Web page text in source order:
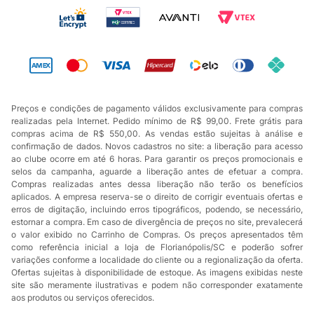
Preços e condições de pagamento válidos exclusivamente para compras
realizadas pela Internet. Pedido mínimo de R$ 99,00. Frete grátis para
compras acima de R$ 550,00. As vendas estão sujeitas à análise e
confirmação de dados. Novos cadastros no site: a liberação para acesso
ao clube ocorre em até 6 horas. Para garantir os preços promocionais e
selos da campanha, aguarde a liberação antes de efetuar a compra.
Compras realizadas antes dessa liberação não terão os benefícios
aplicados. A empresa reserva-se o direito de corrigir eventuais ofertas e
erros de digitação, incluindo erros tipográficos, podendo, se necessário,
estornar a compra. Em caso de divergência de preços no site, prevalecerá
o valor exibido no Carrinho de Compras. Os preços apresentados têm
como referência inicial a loja de Florianópolis/SC e poderão sofrer
variações conforme a localidade do cliente ou a regionalização da oferta.
Ofertas sujeitas à disponibilidade de estoque. As imagens exibidas neste
site são meramente ilustrativas e podem não corresponder exatamente
aos produtos ou serviços oferecidos.